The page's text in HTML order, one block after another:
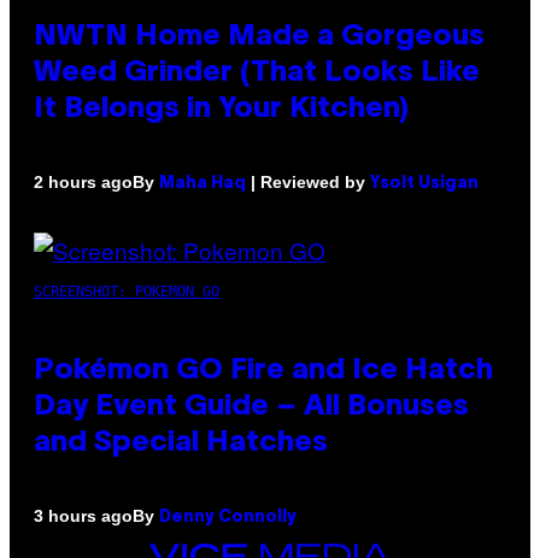
NWTN Home Made a Gorgeous
Weed Grinder (That Looks Like
It Belongs in Your Kitchen)
2 hours agoBy Maha Haq | Reviewed by Ysolt Usigan
SCREENSHOT: POKEMON GO
Pokémon GO Fire and Ice Hatch
Day Event Guide – All Bonuses
and Special Hatches
3 hours agoBy Denny Connolly
VICE